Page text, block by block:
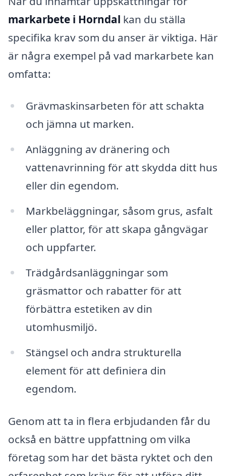
markarbete i Horndal kan du ställa
specifika krav som du anser är viktiga. Här
är några exempel på vad markarbete kan
omfatta:
Grävmaskinsarbeten för att schakta
och jämna ut marken.
Anläggning av dränering och
vattenavrinning för att skydda ditt hus
eller din egendom.
Markbeläggningar, såsom grus, asfalt
eller plattor, för att skapa gångvägar
och uppfarter.
Trädgårdsanläggningar som
gräsmattor och rabatter för att
förbättra estetiken av din
utomhusmiljö.
Stängsel och andra strukturella
element för att definiera din
egendom.
Genom att ta in flera erbjudanden får du
också en bättre uppfattning om vilka
företag som har det bästa ryktet och den